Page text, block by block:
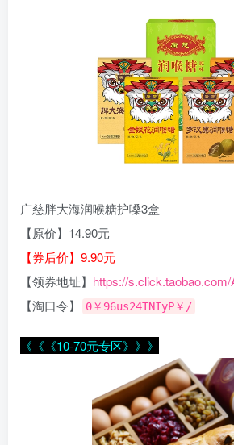
广慈胖大海润喉糖护嗓3盒
【原价】14.90元
【券后价】9.90元
【领券地址】 https://s.click.taobao.com/
【淘口令】
0￥96us24TNIyP￥/
《《《10-70元专区》》》